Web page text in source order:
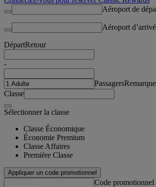
Aéroport de
Aéroport
DépartRetour
-
Passagers
Classe
Sélectionner la classe
Classe Économique
Économie Premium
Classe Affaires
Première Classe
Appliquer un code promotionnel
Code promotionnel